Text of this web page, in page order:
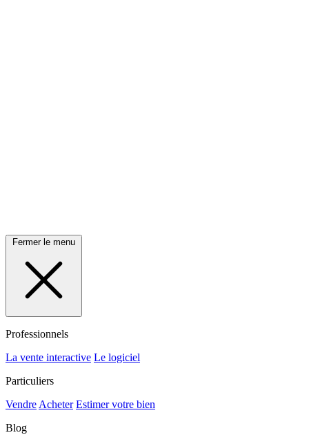
Fermer le menu
Professionnels
La vente interactive Le logiciel
Particuliers
Vendre Acheter Estimer votre bien
Blog